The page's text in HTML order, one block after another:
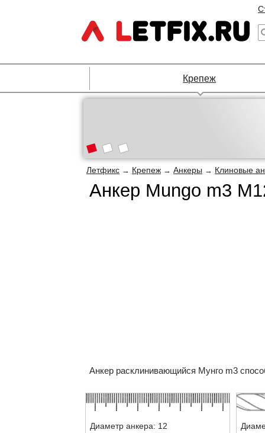
Крепеж
Летфикс → Крепеж → Анкеры → Клиновые
Анкер Mungo m3
Анкер расклинивающийся Мунго m3
Диаметр анкера: 12